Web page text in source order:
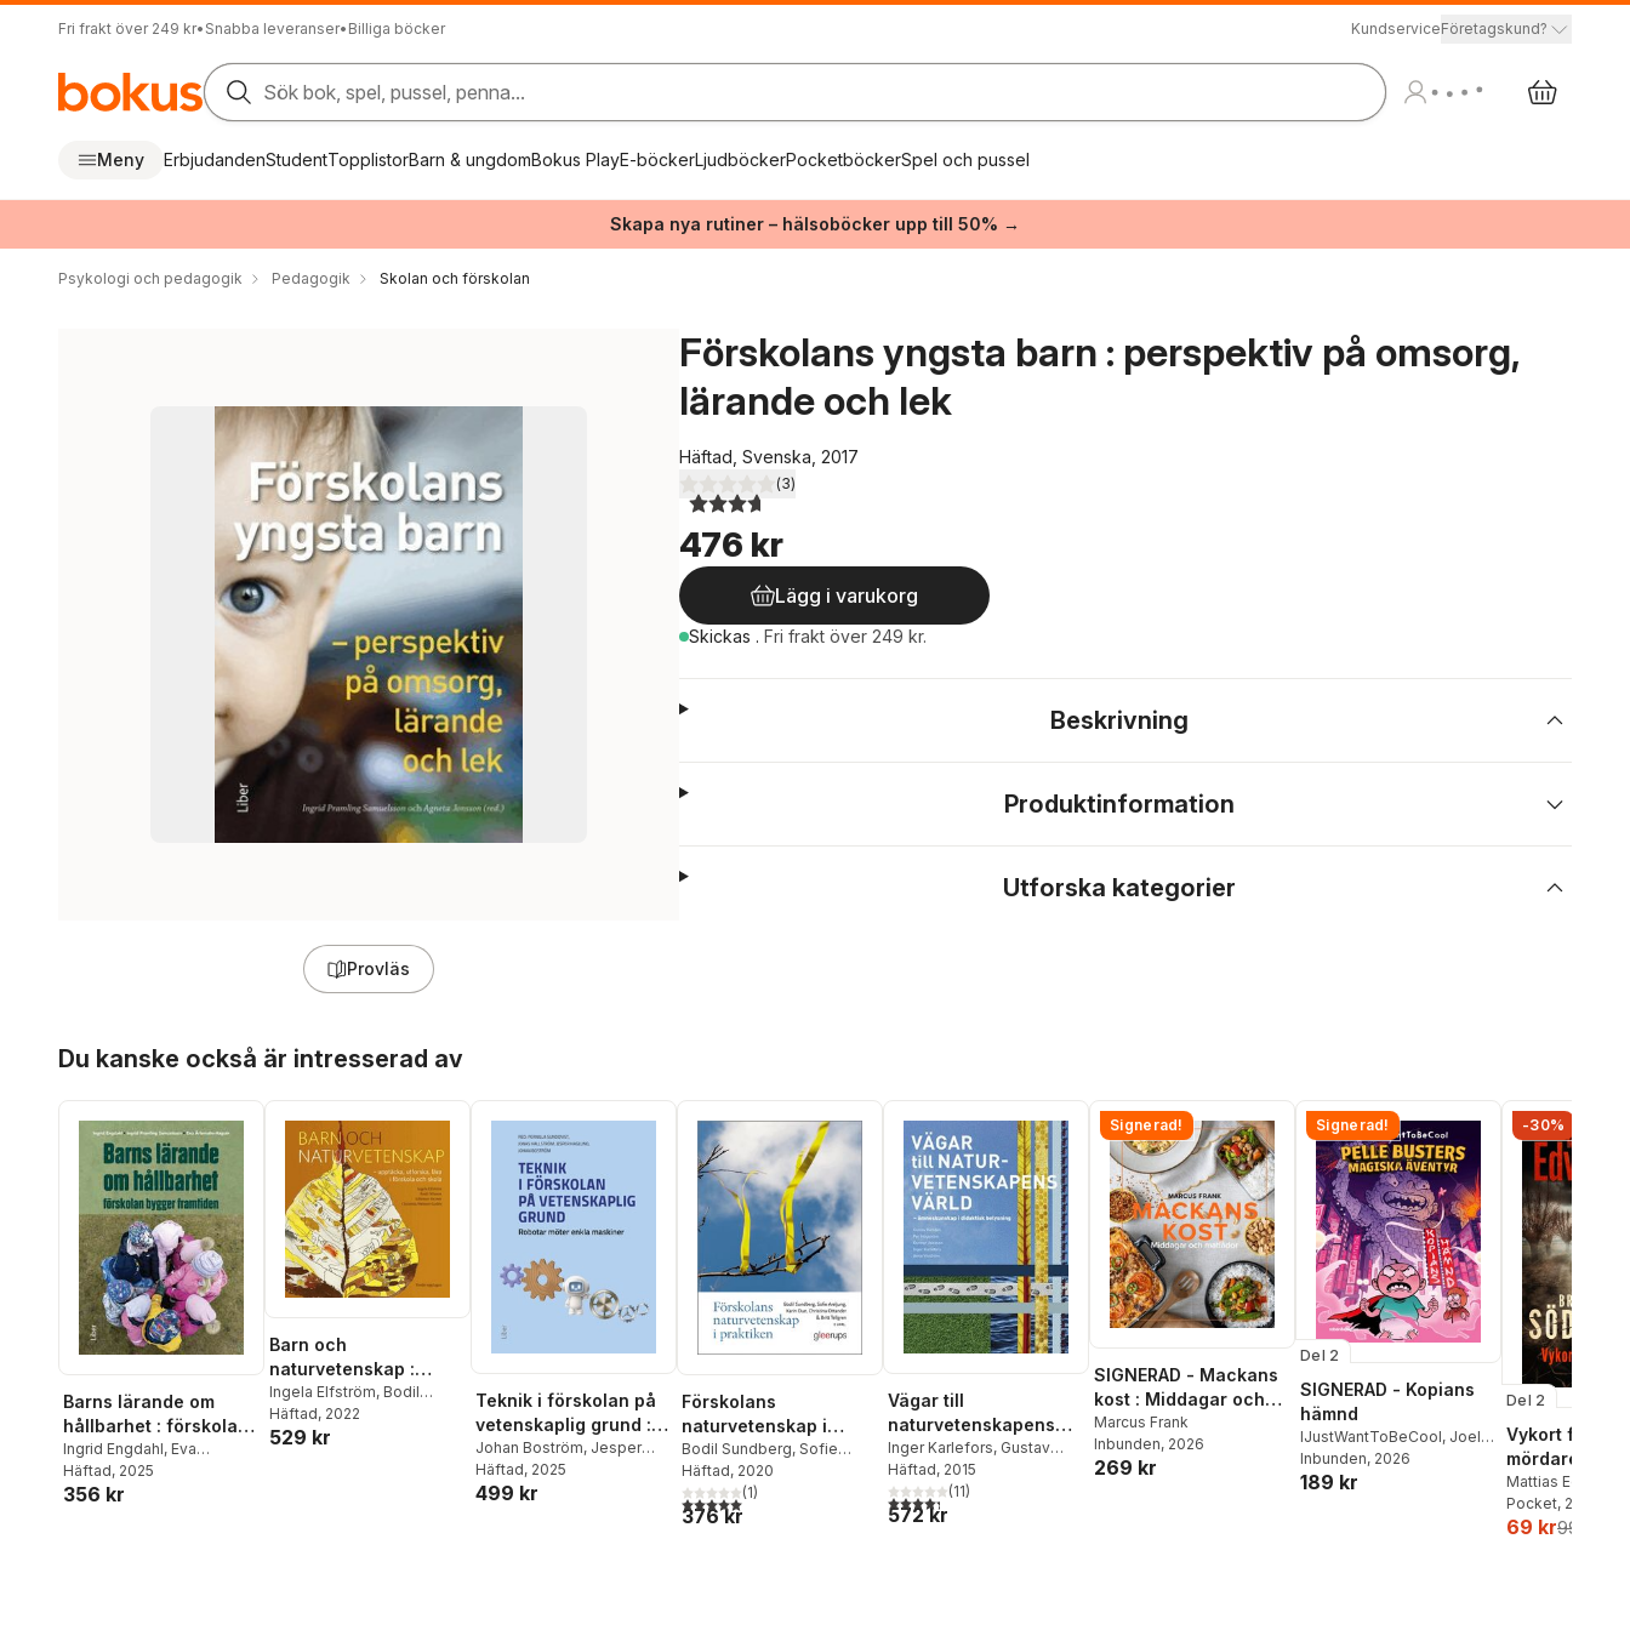
Fri frakt över 249 kr• Snabba leveranser• Billiga böcker KundserviceFöretagskund?
Sök bok, spel, pussel, penna...
Meny ErbjudandenStudentTopplistorBarn & ungdomBokus PlayE-böckerLjudböckerPocketböckerSpel och pussel
Skapa nya rutiner – hälsoböcker upp till 50% →
Psykologi och pedagogik Pedagogik Skolan och förskolan
Provläs
Förskolans yngsta barn : perspektiv på omsorg,
lärande och lek
Häftad, Svenska, 2017
3,7utav 5 stjärnor. Totalt antal röster:
(3)
476 kr
Lägg i varukorg
Skickas . Fri frakt över 249 kr.
Beskrivning
Produktinformation
Utforska kategorier
Du kanske också är intresserad av
Barns lärande om
hållbarhet : förskolan
bygger framtiden
Ingrid Engdahl, Eva
Ärlemalm-Hagsér
Pramling Samuelsson
Häftad, 2025
356 kr
Barn och
naturvetenskap :
upptäcka, utforska
och lära i förskola och
skola
Ingela Elfström, Bodil
Nilsson ,Lillemor Sterner
Christina Wehner-Godée
Häftad, 2022
529 kr
Teknik i förskolan på
vetenskaplig grund :
robotar möter enkla
maskiner
Johan Boström, Jesper
Haglund,Jonas Hallström
Pernilla Sundqvist
Häftad, 2025
499 kr
Förskolans
naturvetenskap i
praktiken
Bodil Sundberg, Sofie
Areljung,Karin Due
Christina Ottander
Tellgren
Häftad, 2020
5,0utav 5 stjärnor. Totalt antal röster:
(1)
376 kr
Vägar till
naturvetenskapens
värld : ämneskunskap
i didaktisk belysning
Inger Karlefors, Gustav
Helldén ,Per Högström
Gunnar Jonsson
Vikström
Häftad, 2015
4,3utav 5 stjärnor. Totalt antal röster:
(11)
572 kr
Signerad!
SIGNERAD - Mackans
kost : Middagar och
matlådor
Marcus Frank
Inbunden, 2026
269 kr
Signerad!
Del 2
SIGNERAD - Kopians
hämnd
IJustWantToBeCool, Joel
Adolphson,Emil Ejdemo
Beer ,Victor Beer
Inbunden, 2026
189 kr
-30%
Del 2
Vykort från en
mördare
Mattias
Pocket, 2026
69 kr99 kr